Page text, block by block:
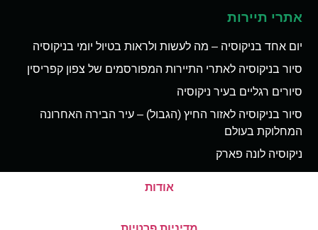
אתרי תיירות
יום אחד בניקוסיה – מה לעשות ולראות בטיול יומי בניקוסיה
סיור בניקוסיה לאתרי התיירות המפורסמים של צפון קפריסין
סיורים רגליים בעיר ניקוסיה
סיור בניקוסיה לאזור החיץ (הגבול) – עיר הבירה האחרונה
המחלוקת בעולם
ניקוסיה לונה פארק
אודות